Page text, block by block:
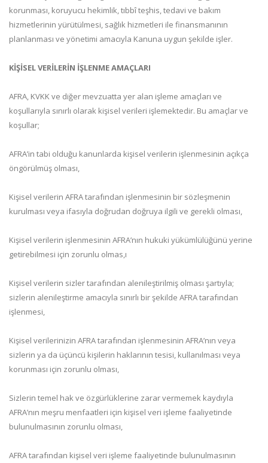
korunması, koruyucu hekimlik, tıbbî teşhis, tedavi ve bakım
hizmetlerinin yürütülmesi, sağlık hizmetleri ile finansmanının
planlanması ve yönetimi amacıyla Kanuna uygun şekilde işler.
KİŞİSEL VERİLERİN İŞLENME AMAÇLARI
AFRA, KVKK ve diğer mevzuatta yer alan işleme amaçları ve
koşullarıyla sınırlı olarak kişisel verileri işlemektedir. Bu amaçlar ve
koşullar;
AFRA’in tabi olduğu kanunlarda kişisel verilerin işlenmesinin açıkça
öngörülmüş olması,
Kişisel verilerin AFRA tarafından işlenmesinin bir sözleşmenin
kurulması veya ifasıyla doğrudan doğruya ilgili ve gerekli olması,
Kişisel verilerin işlenmesinin AFRA’nın hukuki yükümlülüğünü yerine
getirebilmesi için zorunlu olmas,ı
Kişisel verilerin sizler tarafından alenileştirilmiş olması şartıyla;
sizlerin alenileştirme amacıyla sınırlı bir şekilde AFRA tarafından
işlenmesi,
Kişisel verilerinizin AFRA tarafından işlenmesinin AFRA’nın veya
sizlerin ya da üçüncü kişilerin haklarının tesisi, kullanılması veya
korunması için zorunlu olması,
Sizlerin temel hak ve özgürlüklerine zarar vermemek kaydıyla
AFRA’nın meşru menfaatleri için kişisel veri işleme faaliyetinde
bulunulmasının zorunlu olması,
AFRA tarafından kişisel veri işleme faaliyetinde bulunulmasının